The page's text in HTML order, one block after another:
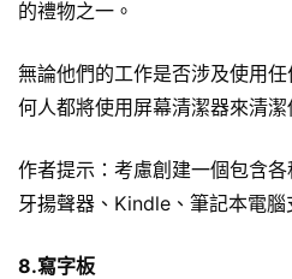
的禮物之一。
無論他們的工作是否涉及使用
何人都將使用屏幕清潔器來清潔
作者提示：考慮創建一個包含
牙揚聲器 、Kindle、筆記本電
8.寫字板